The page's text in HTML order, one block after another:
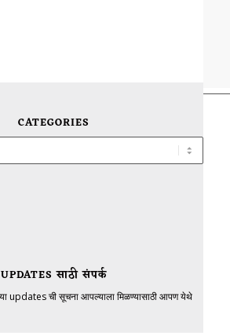
CATEGORIES
UPDATES साठी संपर्क
updates ची सूचना आपल्याला मिळण्यासाठी आपण येथे